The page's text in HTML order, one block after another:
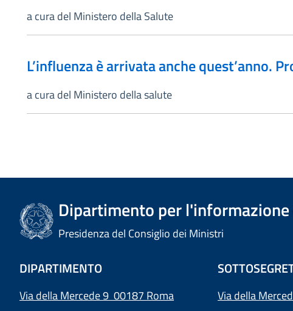
a cura del Ministero della Salute
L’influenza è arrivata anche quest’anno.
a cura del Ministero della salute
Dipartimento per
Presidenza del Consiglio dei Ministri
DIPARTIMENTO
Via della Mercede 9 00187 Roma Via della